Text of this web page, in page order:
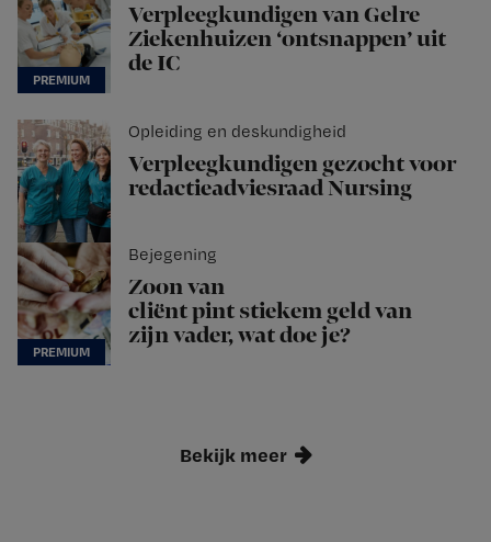
Verpleegkundigen van Gelre
Ziekenhuizen ‘ontsnappen’ uit
de IC
Opleiding en deskundigheid
Verpleegkundigen gezocht voor
redactieadviesraad Nursing
Bejegening
Zoon van
cliënt pint stiekem geld van
zijn vader, wat doe je?
Bekijk meer